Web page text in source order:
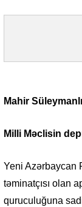
Mahir Süleymanlı
​Milli Məclisin
Yeni Azərbaycan
təminatçısı olan
quruculuğuna